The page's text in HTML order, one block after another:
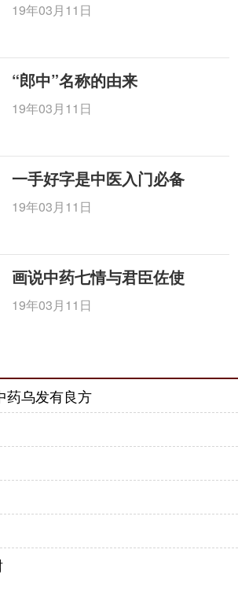
19年03月11日
“郎中”名称的由来
19年03月11日
一手好字是中医入门必备
19年03月11日
画说中药七情与君臣佐使
19年03月11日
药乌发有良方